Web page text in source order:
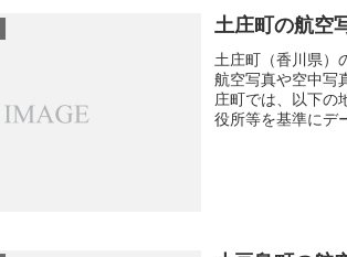
土庄町の航空
土庄町（香川県）
航空写真や空中写
庄町では、以下の
役所等を基準にデ